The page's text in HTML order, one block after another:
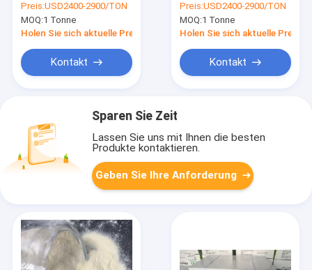
natürlich
Preis:USD2400-2900/TON
MOQ:1 Tonne
Holen Sie sich aktuelle Preis
Kontakt
PH6.0 gummieren
Massenhalal
genehmigt
Preis:USD2400-2900/TON
MOQ:1 Tonne
Holen Sie sich aktuelle Preis
Kontakt
Sparen Sie Zeit
Lassen Sie uns mit Ihnen die besten
Produkte kontaktieren.
Geben Sie Ihre Anforderung